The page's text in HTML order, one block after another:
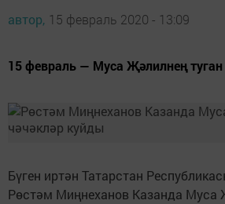
автор, 15 февраль 2020 - 13:09
15 февраль — Муса Җәлилнең туган
Бүген иртән Татарстан
Рөстәм Миңнеханов Казанда Муса